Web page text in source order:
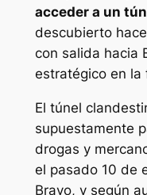
acceder a un
descubierto
con salida hacia
estratégico en la
El túnel
supuestamente
drogas y
el pasado 10 de
Bravo, y según